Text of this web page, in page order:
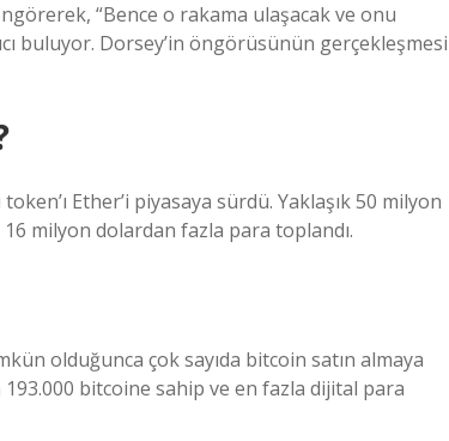
“Bence o rakama ulaşacak ve onu
buluyor. Dorsey’in öngörüsünün gerçekleşmesi
Ether’i piyasaya sürdü. Yaklaşık 50 milyon
milyon dolardan fazla para toplandı.
olduğunca çok sayıda bitcoin satın almaya
bitcoine sahip ve en fazla dijital para